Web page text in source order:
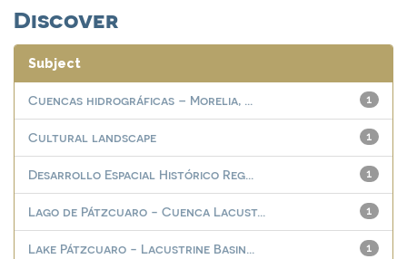
Discover
Subject
1
Cuencas hidrográficas – Morelia, ...
1
Cultural landscape
1
Desarrollo Espacial Histórico Reg...
1
Lago de Pátzcuaro - Cuenca Lacust...
1
Lake Pátzcuaro - Lacustrine Basin...